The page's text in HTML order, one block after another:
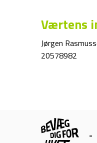
Værtens
Jørgen
20578982
-